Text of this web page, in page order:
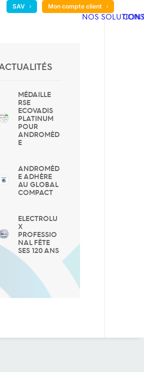
SAV Mon compte client
MÉDAILLE
RSE
ECOVADIS
PLATINUM
POUR
ANDROMÈD
E
ANDROMÈD
E ADHÈRE
AU GLOBAL
COMPACT
ELECTROLU
X
PROFESSIO
NAL FÊTE
SES 120 ANS
NOS SOLUTIONS